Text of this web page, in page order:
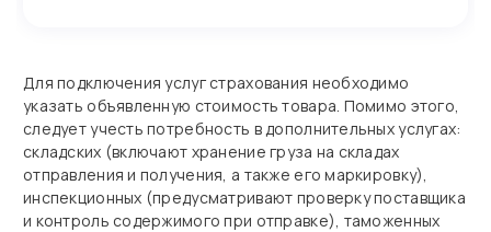
Для подключения услуг страхования необходимо
указать объявленную стоимость товара. Помимо этого,
следует учесть потребность в дополнительных услугах:
складских (включают хранение груза на складах
отправления и получения, а также его маркировку),
инспекционных (предусматривают проверку поставщика
и контроль содержимого при отправке), таможенных